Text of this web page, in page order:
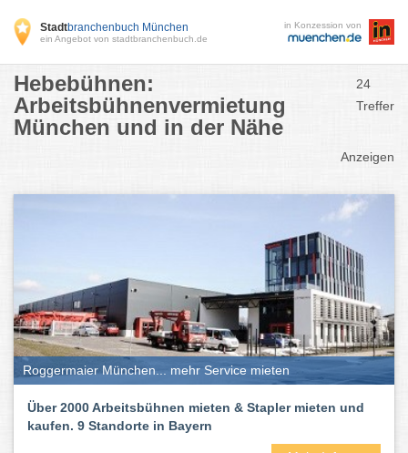
Stadtbranchenbuch München
ein Angebot von stadtbranchenbuch.de
in Konzession von
Hebebühnen:
Arbeitsbühnenvermietung
München und in der Nähe
24
Treffer
Anzeigen
Roggermaier München... mehr Service mieten
Über 2000 Arbeitsbühnen mieten & Stapler mieten und
kaufen. 9 Standorte in Bayern